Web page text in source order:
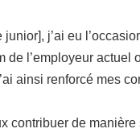
j’ai eu
l’employeur actuel
ainsi renforcé mes
contribuer de